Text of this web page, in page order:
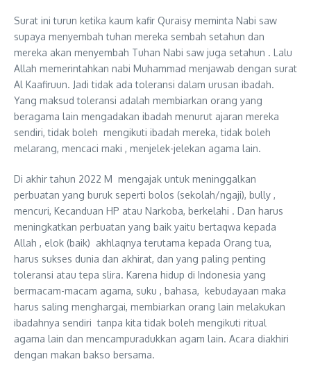
Surat ini turun ketika kaum kafir Quraisy meminta Nabi saw
supaya menyembah tuhan mereka sembah setahun dan
mereka akan menyembah Tuhan Nabi saw juga setahun . Lalu
Allah memerintahkan nabi Muhammad menjawab dengan surat
Al Kaafiruun. Jadi tidak ada toleransi dalam urusan ibadah.
Yang maksud toleransi adalah membiarkan orang yang
beragama lain mengadakan ibadah menurut ajaran mereka
sendiri, tidak boleh mengikuti ibadah mereka, tidak boleh
melarang, mencaci maki , menjelek-jelekan agama lain.
Di akhir tahun 2022 M mengajak untuk meninggalkan
perbuatan yang buruk seperti bolos (sekolah/ngaji), bully ,
mencuri, Kecanduan HP atau Narkoba, berkelahi . Dan harus
meningkatkan perbuatan yang baik yaitu bertaqwa kepada
Allah , elok (baik) akhlaqnya terutama kepada Orang tua,
harus sukses dunia dan akhirat, dan yang paling penting
toleransi atau tepa slira. Karena hidup di Indonesia yang
bermacam-macam agama, suku , bahasa, kebudayaan maka
harus saling menghargai, membiarkan orang lain melakukan
ibadahnya sendiri tanpa kita tidak boleh mengikuti ritual
agama lain dan mencampuradukkan agam lain. Acara diakhiri
dengan makan bakso bersama.